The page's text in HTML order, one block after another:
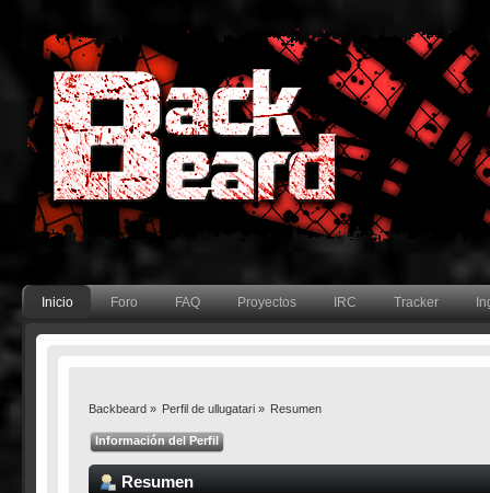
Inicio Foro FAQ Proyectos IRC Tracker
Backbeard» Perfil de ullugatari» Resumen
Información del Perfil
Resumen